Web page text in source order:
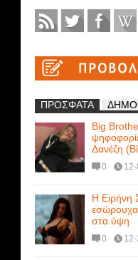
ΠΡΟΣΦΑΤΑ
Big
Δανέζη
0
Η Ειρήνη
εσώρουχα
στα ύψη
0